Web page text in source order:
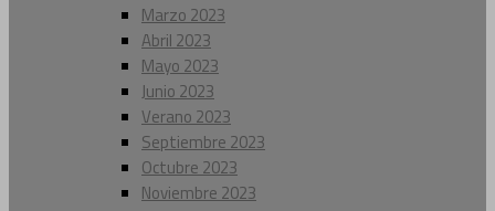
Marzo 2023
Abril 2023
Mayo 2023
Junio 2023
Verano 2023
Septiembre 2023
Octubre 2023
Noviembre 2023